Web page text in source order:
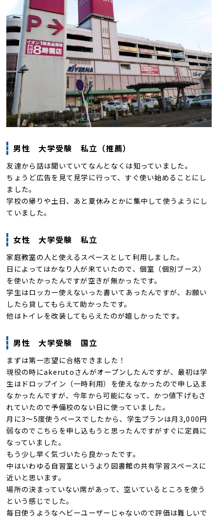
男性 大学受験 私立（推薦）
友達から話は聞いていてなんとなくは知っていました。
ちょうど広告を見て見学に行って、すぐ使い始めることにし
ました。
学校の帰りや土日、あと夏休みとかに集中して使うようにし
ていました。
女性 大学受験 私立
家庭教室の人と使えるスペースとして利用しました。
日によってはかなり人が来ていたので、個室（個別ブース）
を使いたかったんですが空きが無かったです。
学生はロッカー使えないった書いてあったんですが、お願い
したら貸してもらえて助かったです。
他はトイレを改装してもらえたのが嬉しかったです。
男性 大学受験 国立
まずは第一志望に合格できました！
現役の時にakerutoさんがオープンしたんですが、最初は学
生はドロップイン（一時利用）を使えなかったので申し込ま
なかったんですが、今年から可能になって、かつ値下げもさ
れていたので予備校のない日に使っていました。
月に3～5度使うペースでしたから、学生プランは月3,000円
弱なのでこちらを申し込もうと思ったんですがすぐに定員に
なっていました。
もう少し早く気づいたら良かったです。
中はいわゆる自習室というより図書館の共有学習スペースに
近いと思います。
場所の決まっていない席があって、空いているところを使う
という感じでした。
毎日使うようなヘビーユーザーじゃないので評価は難しいで